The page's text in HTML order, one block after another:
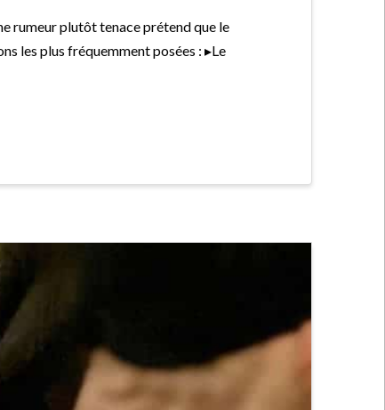
rumeur plutôt tenace prétend que le
les plus fréquemment posées : ▸Le